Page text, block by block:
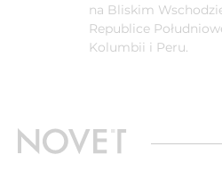
na Bliskim
Republice
Kolumbii i Peru.